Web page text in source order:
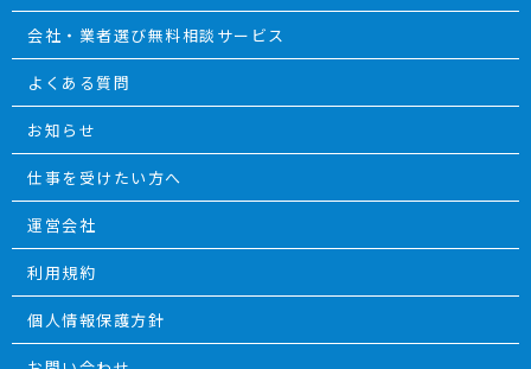
会社・業者選び無料相談サービス
よくある質問
お知らせ
仕事を受けたい方へ
運営会社
利用規約
個人情報保護方針